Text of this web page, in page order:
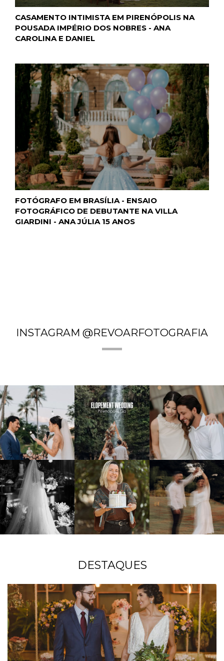
CASAMENTO INTIMISTA EM PIRENÓPOLIS NA
POUSADA IMPÉRIO DOS NOBRES - ANA
CAROLINA E DANIEL
FOTÓGRAFO EM BRASÍLIA - ENSAIO
FOTOGRÁFICO DE DEBUTANTE NA VILLA
GIARDINI - ANA JÚLIA 15 ANOS
INSTAGRAM @REVOARFOTOGRAFIA
DESTAQUES